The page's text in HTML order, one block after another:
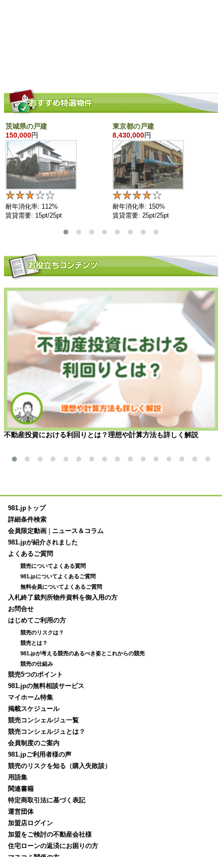
茨城県の戸建
150,000円
耐年消化率: 112%
賃貸需要: 15pt/25pt
東京都の戸建
8,430,000円
耐年消化率: 150%
賃貸需要: 25pt/25pt
不動産投資における利回りとは？理想や計算方法も詳しく解説
981.jpトップ
詳細条件検索
会員限定動画
ニュース＆コラム
981.jpが紹介されました
よくあるご質問
競売についてよくある質問
981.jpについてよくあるご質問
無料会員についてよくあるご質問
入札終了裁判所物件資料を御入用の方
お問合せ
はじめてご利用の方
競売のリスクは？
競売とは？
981.jpが考える競売のあるべき姿とこれからの競売
競売の仕組み
競売5つのポイント
981.jpの無料相談サービス
マイホーム特集
掲載スケジュール
競売コンシェルジュ一覧
競売コンシェルジュとは？
会員制度のご案内
981.jpご利用者様の声
競売のリスクを知る（購入失敗談）
用語集
関連書籍
特定商取引法に基づく表記
運営団体
加盟店ログイン
加盟をご検討の不動産会社様
住宅ローンの返済にお困りの方